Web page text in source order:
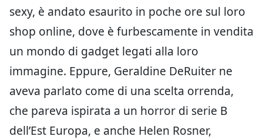
sexy, è andato esaurito in poche ore sul loro
shop online, dove è furbescamente in vendita
un mondo di gadget legati alla loro
immagine. Eppure, Geraldine DeRuiter ne
aveva parlato come di una scelta orrenda,
che pareva ispirata a un horror di serie B
dell’Est Europa, e anche Helen Rosner,